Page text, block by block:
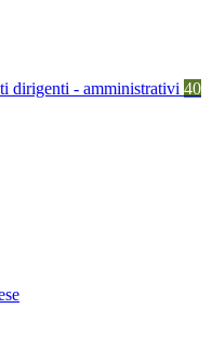
dirigenti - amministrativi 40